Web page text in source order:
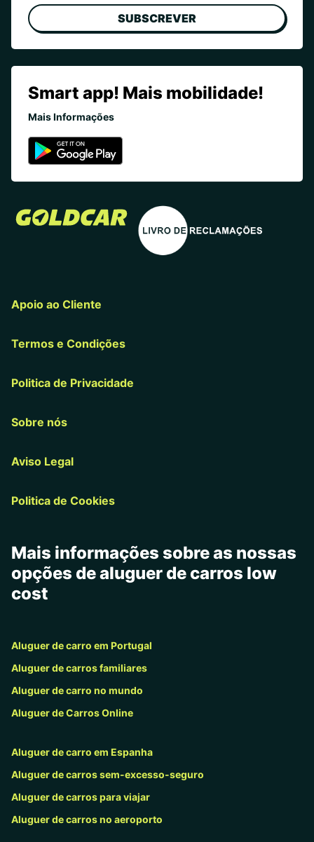
SUBSCREVER
Smart app! Mais mobilidade!
Mais Informações
Apoio ao Cliente
Termos e Condições
Politica de Privacidade
Sobre nós
Aviso Legal
Politica de Cookies
Mais informações sobre as nossas
opções de aluguer de carros low
cost
Aluguer de carro em Portugal
Aluguer de carros familiares
Aluguer de carro no mundo
Aluguer de Carros Online
Aluguer de carro em Espanha
Aluguer de carros sem-excesso-seguro
Aluguer de carros para viajar
Aluguer de carros no aeroporto